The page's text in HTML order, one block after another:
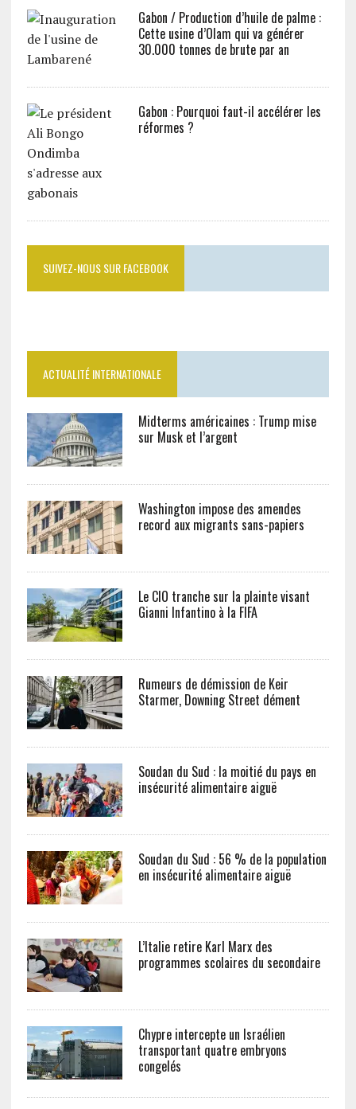
Gabon / Production d’huile de palme :
Cette usine d’Olam qui va générer
30.000 tonnes de brute par an
Gabon : Pourquoi faut-il accélérer les
réformes ?
SUIVEZ-NOUS SUR FACEBOOK
ACTUALITÉ INTERNATIONALE
Midterms américaines : Trump mise
sur Musk et l’argent
Washington impose des amendes
record aux migrants sans-papiers
Le CIO tranche sur la plainte visant
Gianni Infantino à la FIFA
Rumeurs de démission de Keir
Starmer, Downing Street dément
Soudan du Sud : la moitié du pays en
insécurité alimentaire aiguë
Soudan du Sud : 56 % de la population
en insécurité alimentaire aiguë
L’Italie retire Karl Marx des
programmes scolaires du secondaire
Chypre intercepte un Israélien
transportant quatre embryons
congelés